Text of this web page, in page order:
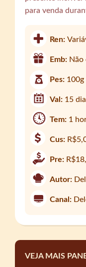
para venda
Ren:
Emb: Não
Pes: 100g
Val: 15
Tem: 1
Cus:
Pre:
Autor:
Canal:
VEJA MAIS